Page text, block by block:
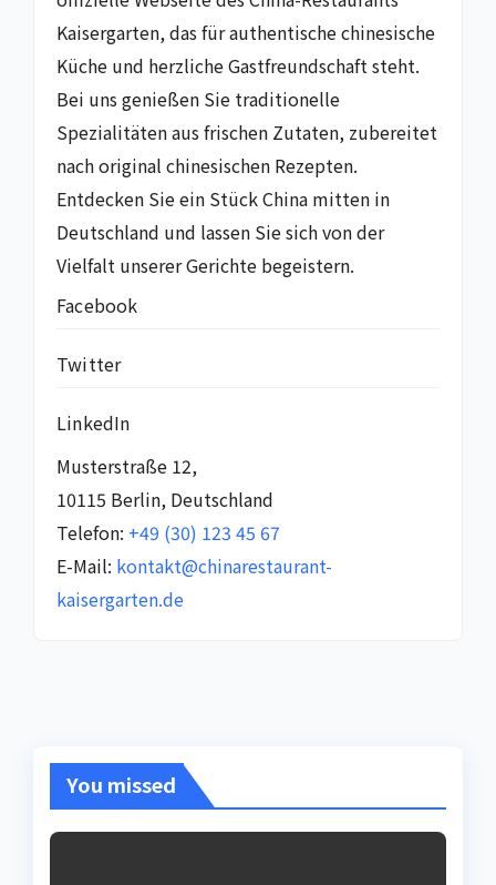
Kaisergarten, das für authentische chinesische
Küche und herzliche Gastfreundschaft steht.
Bei uns genießen Sie traditionelle
Spezialitäten aus frischen Zutaten, zubereitet
nach original chinesischen Rezepten.
Entdecken Sie ein Stück China mitten in
Deutschland und lassen Sie sich von der
Vielfalt unserer Gerichte begeistern.
Facebook
Twitter
LinkedIn
Musterstraße 12,
10115 Berlin, Deutschland
Telefon: +49 (30) 123 45 67
E-Mail: kontakt@chinarestaurant-
kaisergarten.de
You missed